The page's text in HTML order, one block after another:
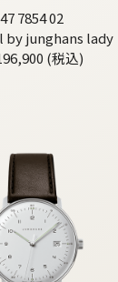
7854 02
by junghans lady
(税込)